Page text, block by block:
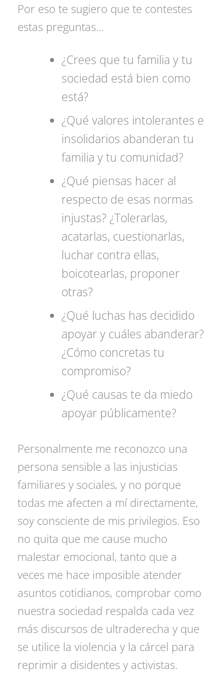
Por eso te sugiero que te contestes
estas preguntas…
¿Crees que tu familia y tu
sociedad está bien como
está?
¿Qué valores intolerantes e
insolidarios abanderan tu
familia y tu comunidad?
¿Qué piensas hacer al
respecto de esas normas
injustas? ¿Tolerarlas,
acatarlas, cuestionarlas,
luchar contra ellas,
boicotearlas, proponer
otras?
¿Qué luchas has decidido
apoyar y cuáles abanderar?
¿Cómo concretas tu
compromiso?
¿Qué causas te da miedo
apoyar públicamente?
Personalmente me reconozco una
persona sensible a las injusticias
familiares y sociales, y no porque
todas me afecten a mí directamente,
soy consciente de mis privilegios. Eso
no quita que me cause mucho
malestar emocional, tanto que a
veces me hace imposible atender
asuntos cotidianos, comprobar como
nuestra sociedad respalda cada vez
más discursos de ultraderecha y que
se utilice la violencia y la cárcel para
reprimir a disidentes y activistas.